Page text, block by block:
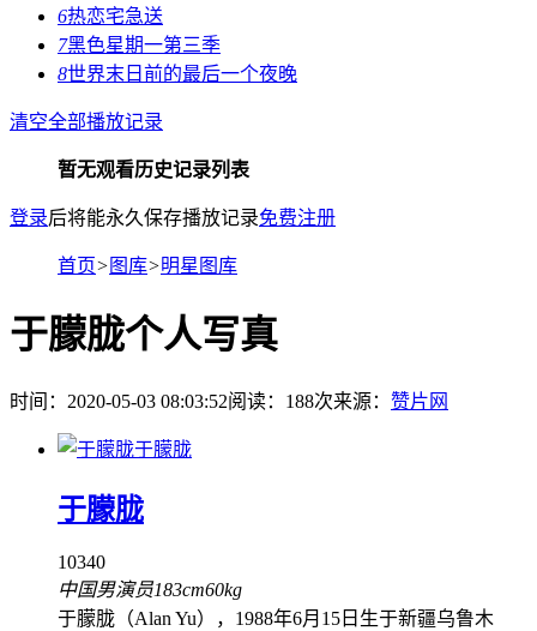
6热恋宅急送
7黑色星期一第三季
8世界末日前的最后一个夜晚
清空全部播放记录
暂无观看历史记录列表
登录后将能永久保存播放记录免费注册
首页> 图库>明星图库
于朦胧个人写真
时间：2020-05-03 08:03:52阅读： 188次来源： 赞片网
于朦胧
于朦胧
10340
中国男演员183cm60kg
于朦胧（Alan Yu），1988年6月15日生于新疆乌鲁木